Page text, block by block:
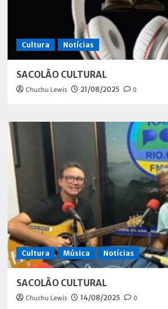
Cultura Notícias
SACOLÃO CULTURAL
Chuchu Lewis 21/08/2025 0
Cultura Música Notícias
SACOLÃO CULTURAL
Chuchu Lewis 14/08/2025 0